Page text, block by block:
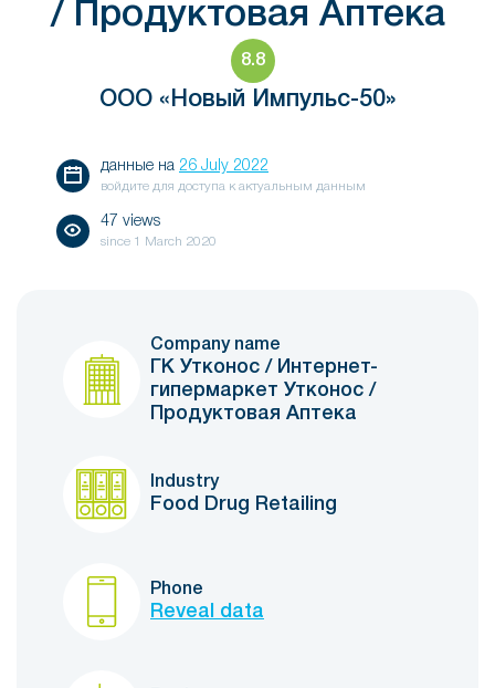
/ Продуктовая Аптека
8.8
ООО «Новый Импульс-50»
данные на 26 July 2022
войдите для доступа к актуальным данным
47 views
since 1 March 2020
Company name
ГК Утконос / Интернет-
гипермаркет Утконос /
Продуктовая Аптека
Industry
Food Drug Retailing
Phone
Reveal data